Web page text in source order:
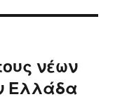
νέων
Ελλάδα